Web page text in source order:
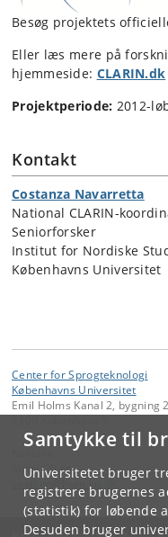
Samtykke til
Universitetet bruger
registrere brugernes
(statistik) for løbende
Desuden bruger
Besøg projektets
Eller læs mere på
hjemmeside: CLARIN.dk
Projektperiode: 2012-
Kontakt
Costanza Navarretta
National CLARIN-
Seniorforsker
Institut for Nordiske
Københavns Universitet
Center for Sprogteknologi
Københavns Universitet
Emil Holms Kanal 2, bygning
Sussi Olsen